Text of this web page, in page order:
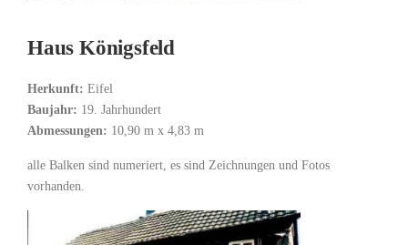
Haus Königsfeld
Herkunft: Eifel
Baujahr: 19. Jahrhundert
Abmessungen: 10,90 m x 4,83 m
alle Balken sind numeriert, es sind Zeichnungen und Fotos
vorhanden.